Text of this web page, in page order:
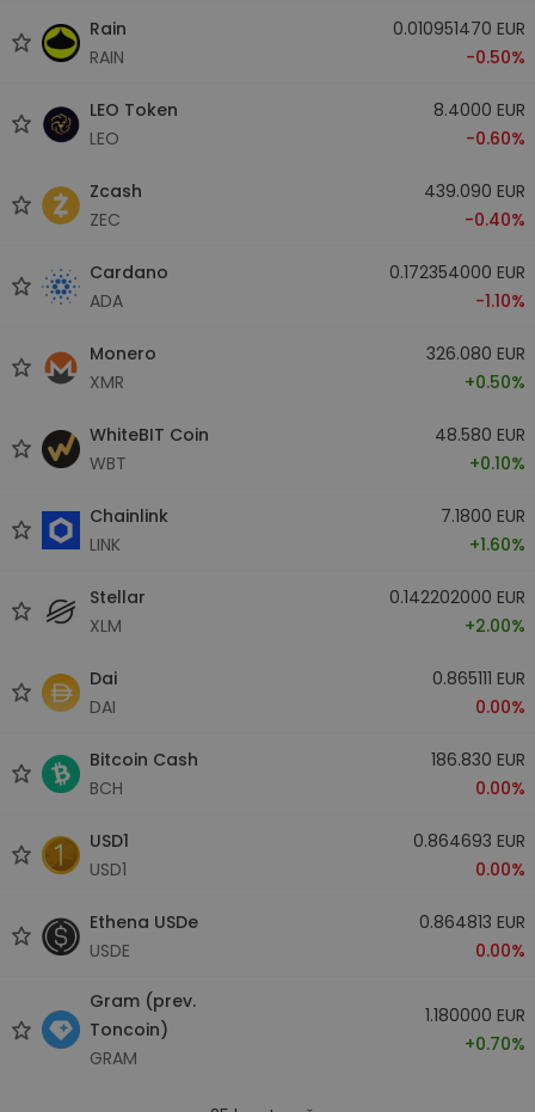
Rain
RAIN
0.010951470 EUR
-0.50%
LEO Token
LEO
8.4000 EUR
-0.60%
Zcash
ZEC
439.090 EUR
-0.40%
Cardano
ADA
0.172354000 EUR
-1.10%
Monero
XMR
326.080 EUR
+0.50%
WhiteBIT Coin
WBT
48.580 EUR
+0.10%
Chainlink
LINK
7.1800 EUR
+1.60%
Stellar
XLM
0.142202000 EUR
+2.00%
Dai
DAI
0.865111 EUR
0.00%
Bitcoin Cash
BCH
186.830 EUR
0.00%
USD1
USD1
0.864693 EUR
0.00%
Ethena USDe
USDE
0.864813 EUR
0.00%
Gram (prev.
Toncoin)
GRAM
1.180000 EUR
+0.70%